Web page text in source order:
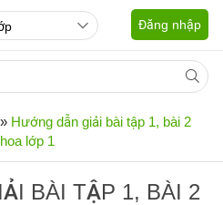
Đăng nhập
» Hướng dẫn giải bài tập 1, bài 2
lớp 1
BÀI TẬP 1, BÀI 2